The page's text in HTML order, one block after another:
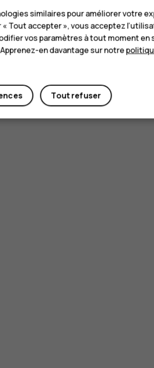
similaires pour améliorer votre
Tout accepter », vous acceptez
vos paramètres à tout moment
en davantage sur notre
Tout refuser